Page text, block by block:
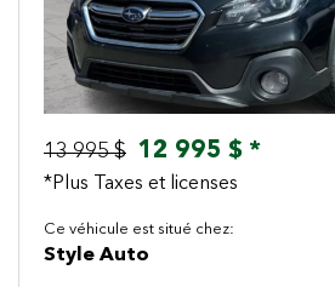
13 995 $ 12 995 $ *
*Plus Taxes et licenses
Ce véhicule est situé chez:
Style Auto